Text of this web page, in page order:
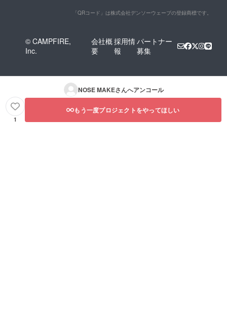
「QRコード」は株式会社デンソーウェーブの登録商標です。
© CAMPFIRE,
Inc.
会社概
要
採用情
報
パートナー
募集
NOSE MAKEさんへアンコール
1
もう一度プロジェクトをやってほしい